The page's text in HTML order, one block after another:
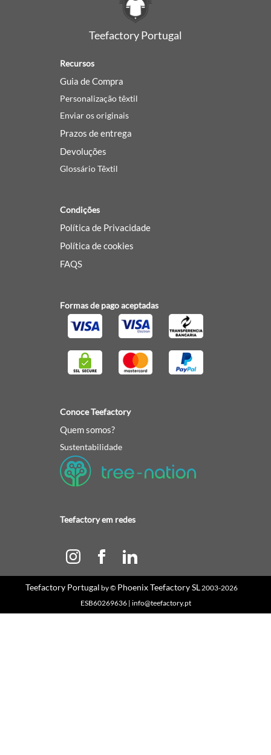
Teefactory Portugal
Recursos
Guia de Compra
Personalização têxtil
Enviar os originais
Prazos de entrega
Devoluções
Glossário Têxtil
Condições
Política de Privacidade
Política de cookies
FAQS
Formas de pago aceptadas
Conoce Teefactory
Quem somos?
Sustentabilidade
Teefactory em redes
Teefactory Portugal by © Phoenix Teefactory SL2003-2026
ESB60269636 | info@teefactory.pt